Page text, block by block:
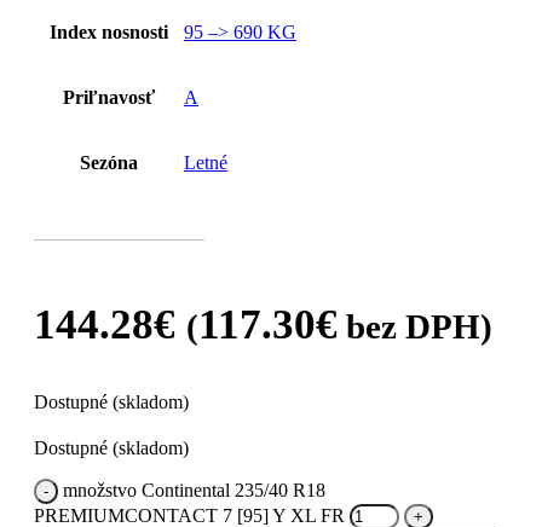
Index nosnosti 95 –> 690 KG
Priľnavosť A
Sezóna Letné
144.28€ (117.30€ bez DPH)
Dostupné (skladom)
Dostupné (skladom)
množstvo Continental 235/40 R18
PREMIUMCONTACT 7 [95] Y XL FR